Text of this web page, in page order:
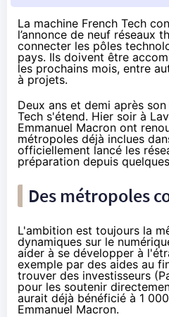
La machine French Tech
l’annonce de neuf réseaux
connecter les pôles
pays. Ils doivent être
les prochains mois, entre
à projets.
Deux ans et demi après
Tech s'étend. Hier soir à
Emmanuel Macron ont
métropoles déjà inclues
officiellement lancé les
préparation depuis
Des métropoles
L'ambition est toujours la
dynamiques sur le
aider à se développer à
exemple par des aides au
trouver des investisseurs (
pour les soutenir
aurait déjà bénéficié à 1
Emmanuel Macron.